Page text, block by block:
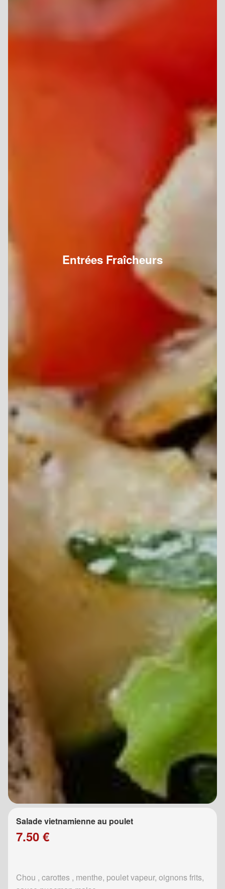
Entrées Fraîcheurs
Salade vietnamienne au poulet
7.50 €
Chou , carottes , menthe, poulet vapeur, oignons frits,